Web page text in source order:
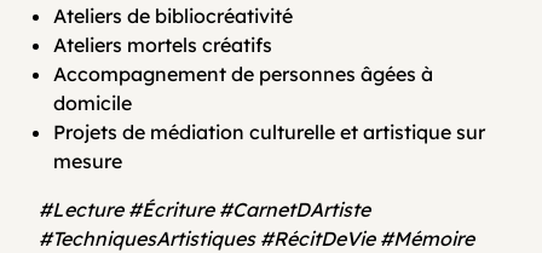
Ateliers de bibliocréativité
Ateliers mortels créatifs
Accompagnement de personnes âgées à
domicile
Projets de médiation culturelle et artistique sur
mesure
#Lecture #Écriture #CarnetDArtiste
#TechniquesArtistiques #RécitDeVie #Mémoire